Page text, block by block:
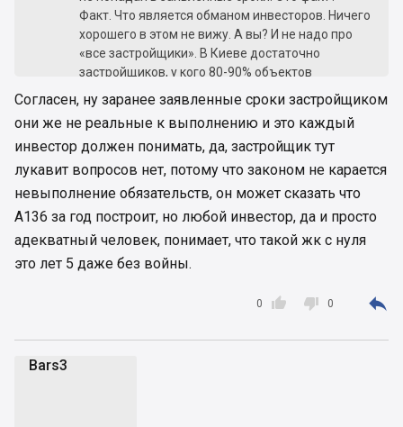
Факт. Что является обманом инвесторов. Ничего
хорошего в этом не вижу. А вы? И не надо про
«все застройщики». В Киеве достаточно
застройщиков, у кого 80-90% объектов
сдавались чётко в сроки (с десяток наберётся),
и многие выдерживают сроки даже в это
нелёгкое время (тот же КАН, Роял Хаус,
Ковальская...).
И для меня, как для человека связанного с
инвестированием, именно прогнозируемость
сроков очень важна, так как от этого прямо
зависит прибыльность инвестиции. И ДИМ в
этом случае — плохой вариант для инвестиций,
так как могут построить с задержкой в 1,5 года,
Метрополиса как раз). Если застройщику что-то
вовремя.
Согласен, ну заранее заявленные сроки застройщиком
они же не реальные к выполнению и это каждый
инвестор должен понимать, да, застройщик тут
лукавит вопросов нет, потому что законом не карается
невыполнение обязательств, он может сказать что
А136 за год построит, но любой инвестор, да и просто
адекватный человек, понимает, что такой жк с нуля
это лет 5 даже без войны.

0  0 
Bars3